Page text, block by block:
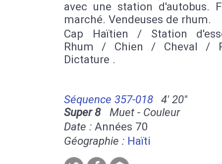
avec une station d'autobus.
marché. Vendeuses de rhum.
Cap Haïtien / Station
Rhum / Chien / Cheval /
Dictature .
Séquence 357-018
4' 20''
Super 8Muet - Couleur
Date : Années 70
Géographie : Haïti